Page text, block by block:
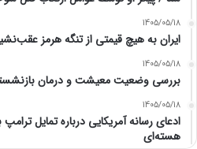
1405/05/18
ایران به هیچ قیمتی از تنگه هرمز
1405/05/18
بررسی وضعیت معیشت و درمان
1405/05/18
ادعای رسانه آمریکایی درباره تمایل
هسته‌ای